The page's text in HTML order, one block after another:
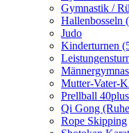
Gymnastik /
Hallenbosseln
Judo
Kinderturnen
Mutter-Vater-
Prellball 40plus
Qi Gong
Rope Skipping